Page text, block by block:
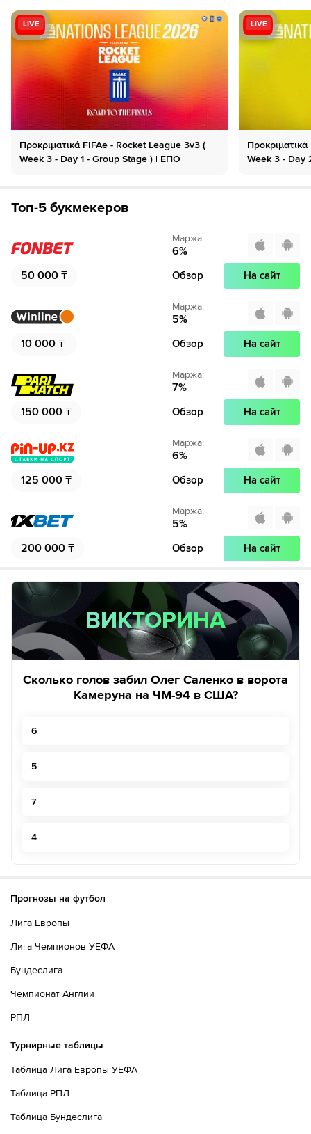
LIVE
Προκριματικά FIFAe - Rocket League 3v3 (
Week 3 - Day 1 - Group Stage ) | ΕΠΟ
LIVE
Week 3 - Day
Топ-5 букмекеров
50 000 ₸
Маржа:
6%
Обзор На сайт
10 000 ₸
Маржа:
5%
Обзор На сайт
150 000 ₸
Маржа:
7%
Обзор На сайт
125 000 ₸
Маржа:
6%
Обзор На сайт
200 000 ₸
Маржа:
5%
Обзор На сайт
ВИКТОРИНА
ВИКТОРИНА
Сколько голов забил Олег Саленко в ворота
Камеруна на ЧМ-94 в США?
6
5
7
4
Прогнозы на футбол
Лига Европы
Лига Чемпионов УЕФА
Бундеслига
Чемпионат Англии
РПЛ
Турнирные таблицы
Таблица Лига Европы УЕФА
Таблица РПЛ
Таблица Бундеслига